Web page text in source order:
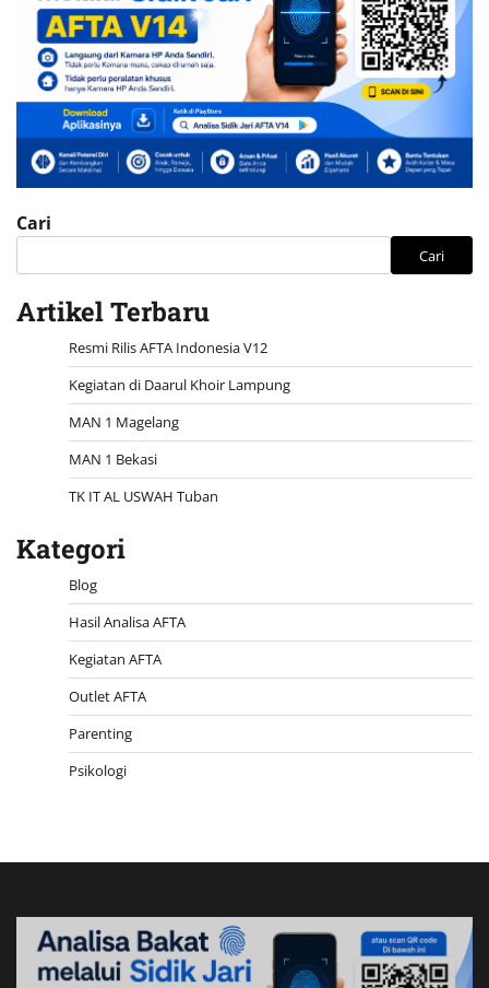
Cari
Cari
Artikel Terbaru
Resmi Rilis AFTA Indonesia V12
Kegiatan di Daarul Khoir Lampung
MAN 1 Magelang
MAN 1 Bekasi
TK IT AL USWAH Tuban
Kategori
Blog
Hasil Analisa AFTA
Kegiatan AFTA
Outlet AFTA
Parenting
Psikologi